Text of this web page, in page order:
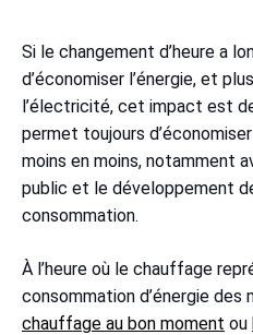
Si le changement d’heure a
d’économiser l’énergie, et
l’électricité, cet impact est
permet toujours
moins en moins, notamment
public et le développement
consommation.
À l’heure où le chauffage
consommation d’énergie des
chauffage au bon moment ou